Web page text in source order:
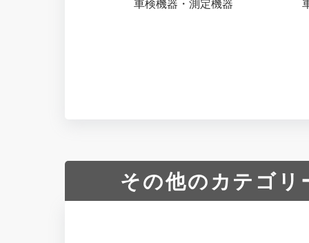
その他のカテゴリ